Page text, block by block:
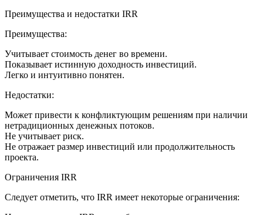
Преимущества и недостатки IRR
Преимущества:
Учитывает стоимость денег во времени.
Показывает истинную доходность инвестиций.
Легко и интуитивно понятен.
Недостатки:
Может привести к конфликтующим решениям при наличии
нетрадиционных денежных потоков.
Не учитывает риск.
Не отражает размер инвестиций или продолжительность
проекта.
Ограничения IRR
Следует отметить, что IRR имеет некоторые ограничения: